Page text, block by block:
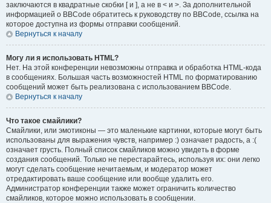
заключаются в квадратные скобки [ и ], а не в < и >. За дополнительной
информацией о BBCode обратитесь к руководству по BBCode, ссылка на
которое доступна из формы отправки сообщений.
Вернуться к началу
Могу ли я использовать HTML?
Нет. На этой конференции невозможны отправка и обработка HTML-кода
в сообщениях. Большая часть возможностей HTML по форматированию
сообщений может быть реализована с использованием BBCode.
Вернуться к началу
Что такое смайлики?
Смайлики, или эмотиконы — это маленькие картинки, которые могут быть
использованы для выражения чувств, например :) означает радость, а :(
означает грусть. Полный список смайликов можно увидеть в форме
создания сообщений. Только не перестарайтесь, используя их: они легко
могут сделать сообщение нечитаемым, и модератор может
отредактировать ваше сообщение или вообще удалить его.
Администратор конференции также может ограничить количество
смайликов, которое можно использовать в сообщении.